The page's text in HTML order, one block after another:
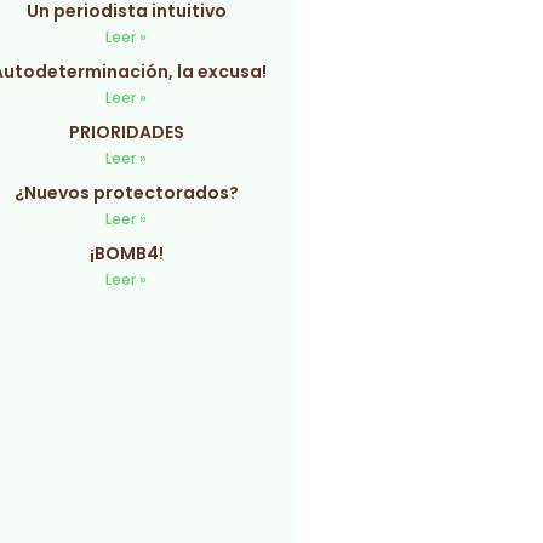
Un periodista intuitivo
Leer »
la excusa!
Leer »
PRIORIDADES
Leer »
¿Nuevos protectorados?
Leer »
¡BOMB4!
Leer »